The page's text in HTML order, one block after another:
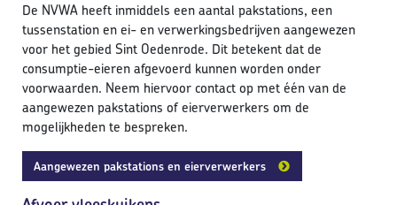
De NVWA heeft inmiddels een aantal pakstations, een
tussenstation en ei- en verwerkingsbedrijven aangewezen
voor het gebied Sint Oedenrode. Dit betekent dat de
consumptie-eieren afgevoerd kunnen worden onder
voorwaarden. Neem hiervoor contact op met één van de
aangewezen pakstations of eierverwerkers om de
mogelijkheden te bespreken.
Aangewezen pakstations en eierverwerkers